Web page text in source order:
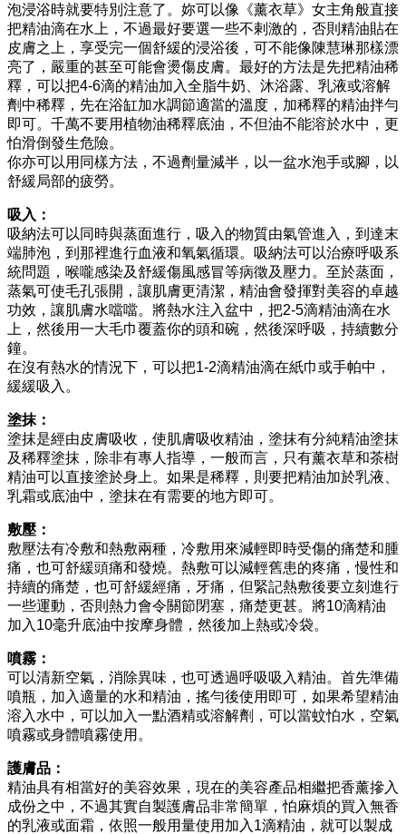
泡浸浴時就要特別注意了。妳可以像《薰衣草》女主角般直接
把精油滴在水上，不過最好要選一些不剌激的，否則精油貼在
皮膚之上，享受完一個舒緩的浸浴後，可不能像陳慧琳那樣漂
亮了，嚴重的甚至可能會燙傷皮膚。最好的方法是先把精油稀
釋，可以把4-6滴的精油加入全脂牛奶、沐浴露、乳液或溶解
劑中稀釋，先在浴缸加水調節適當的溫度，加稀釋的精油拌勻
即可。千萬不要用植物油稀釋底油，不但油不能溶於水中，更
怕滑倒發生危險。
你亦可以用同樣方法，不過劑量減半，以一盆水泡手或腳，以
舒緩局部的疲勞。
吸入：
吸納法可以同時與蒸面進行，吸入的物質由氣管進入，到達末
端肺泡，到那裡進行血液和氧氣循環。吸納法可以治療呼吸系
統問題，喉嚨感染及舒緩傷風感冒等病徵及壓力。至於蒸面，
蒸氣可使毛孔張開，讓肌膚更清潔，精油會發揮對美容的卓越
功效，讓肌膚水噹噹。將熱水注入盆中，把2-5滴精油滴在水
上，然後用一大毛巾覆蓋你的頭和碗，然後深呼吸，持續數分
鐘。
在沒有熱水的情況下，可以把1-2滴精油滴在紙巾或手帕中，
緩緩吸入。
塗抹：
塗抹是經由皮膚吸收，使肌膚吸收精油，塗抹有分純精油塗抹
及稀釋塗抹，除非有專人指導，一般而言，只有薰衣草和茶樹
精油可以直接塗於身上。如果是稀釋，則要把精油加於乳液、
乳霜或底油中，塗抹在有需要的地方即可。
敷壓：
敷壓法有冷敷和熱敷兩種，冷敷用來減輕即時受傷的痛楚和腫
痛，也可舒緩頭痛和發燒。熱敷可以減輕舊患的疼痛，慢性和
持續的痛楚，也可舒緩經痛，牙痛，但緊記熱敷後要立刻進行
一些運動，否則熱力會令關節閉塞，痛楚更甚。將10滴精油
加入10毫升底油中按摩身體，然後加上熱或冷袋。
噴霧：
可以清新空氣，消除異味，也可透過呼吸吸入精油。首先準備
噴瓶，加入適量的水和精油，搖勻後使用即可，如果希望精油
溶入水中，可以加入一點酒精或溶解劑，可以當蚊怕水，空氣
噴霧或身體噴霧使用。
護膚品：
精油具有相當好的美容效果，現在的美容產品相繼把香薰摻入
成份之中，不過其實自製護膚品非常簡單，怕麻煩的買入無香
的乳液或面霜，依照一般用量使用加入1滴精油，就可以製成